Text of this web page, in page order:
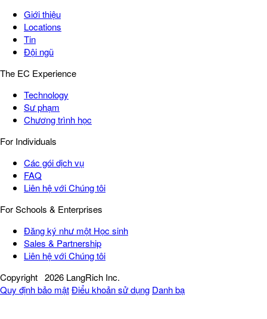
Giới thiệu
Locations
Tin
Đội ngũ
The EC Experience
Technology
Sư phạm
Chương trình học
For Individuals
Các gói dịch vụ
FAQ
Liên hệ với Chúng tôi
For Schools & Enterprises
Đăng ký như một Học sinh
Sales & Partnership
Liên hệ với Chúng tôi
Copyright 2026 LangRich Inc.
Quy định bảo mậtĐiểu khoản sử dụng Danh bạ